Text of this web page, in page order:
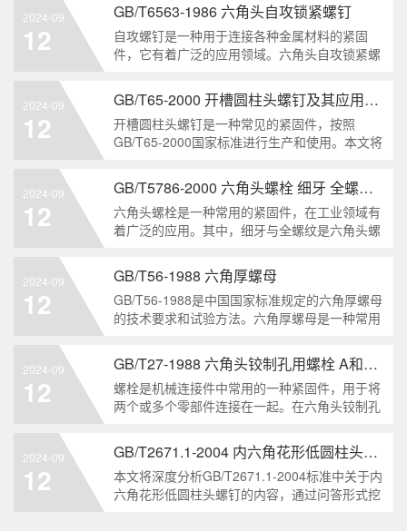
2024-09
12
GB/T6563-1986 六角头自攻锁紧螺钉
自攻螺钉是一种用于连接各种金属材料的紧固
件，它有着广泛的应用领域。六角头自攻锁紧螺
标准。本文将深度分析这种螺钉的特点、应用以
及制造要求等相关知识点，为读者提供全面的了
解。1. 六角头自
2024-09
12
GB/T65-2000 开槽圆柱头螺钉及其应用领域
开槽圆柱头螺钉是一种常见的紧固件，按照
GB/T65-2000国家标准进行生产和使用。本文将
领域，帮助读者更好地了解和应用该种螺钉。什
么是GB/T65-2000 开槽圆柱头螺钉？GB/T65-
200
2024-09
12
GB/T5786-2000 六角头螺栓 细牙 全螺纹——工业重要性和特点
六角头螺栓是一种常用的紧固件，在工业领域有
着广泛的应用。其中，细牙与全螺纹是六角头螺
两个方面，对GB/T5786-2000标准下的六角头螺
栓 细牙 全螺纹进行深度分析和知识挖掘。什么
是GB/T57
2024-09
12
GB/T56-1988 六角厚螺母
GB/T56-1988是中国国家标准规定的六角厚螺母
的技术要求和试验方法。六角厚螺母是一种常用
用于需要更大的力矩和耐久性的紧固装配。六角
厚螺母的材料和制造工艺六角厚螺母通常由低碳
钢、中碳钢或合金钢
2024-09
12
GB/T27-1988 六角头铰制孔用螺栓 A和B级
螺栓是机械连接件中常用的一种紧固件，用于将
两个或多个零部件连接在一起。在六角头铰制孔
级和B级两种。下面我们来分析一下这两种级别
的螺栓有哪些区别。1. A级和B级的定义和标准
有什么不同?A级和B级是
2024-09
12
GB/T2671.1-2004 内六角花形低圆柱头螺钉
本文将深度分析GB/T2671.1-2004标准中关于内
六角花形低圆柱头螺钉的内容，通过问答形式挖